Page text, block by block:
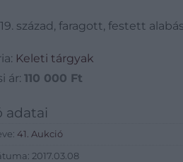
század, faragott, festett
Keleti tárgyak
ár: 110 000 Ft
adatai
41. Aukció
2017.03.08